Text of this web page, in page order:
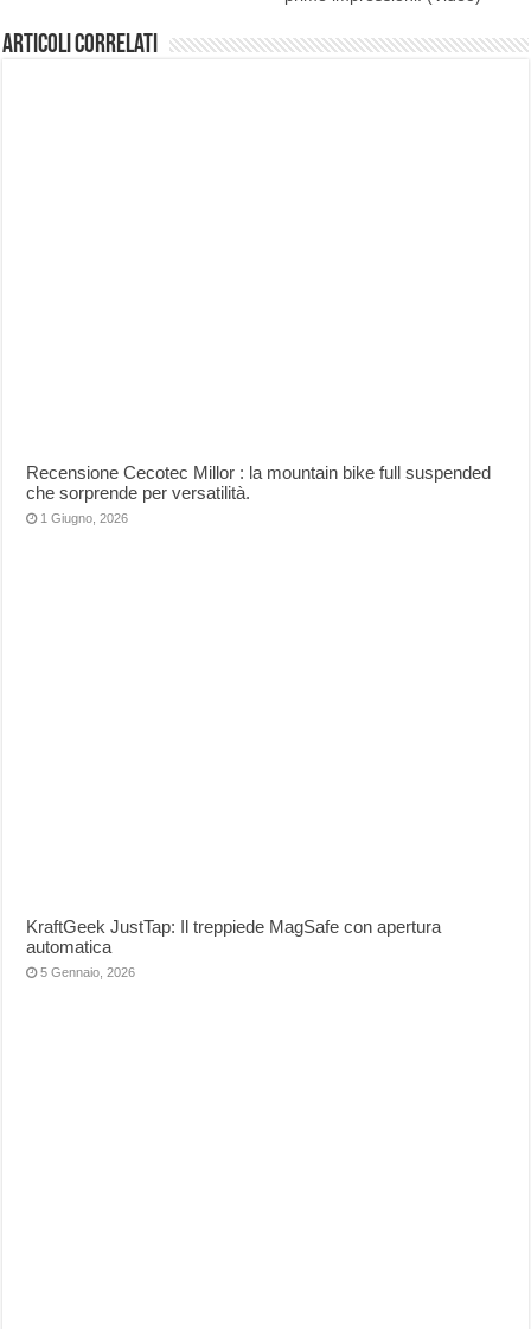
Articoli correlati
Recensione Cecotec Millor : la mountain bike full suspended
che sorprende per versatilità.
1 Giugno, 2026
KraftGeek JustTap: Il treppiede MagSafe con apertura
automatica
5 Gennaio, 2026